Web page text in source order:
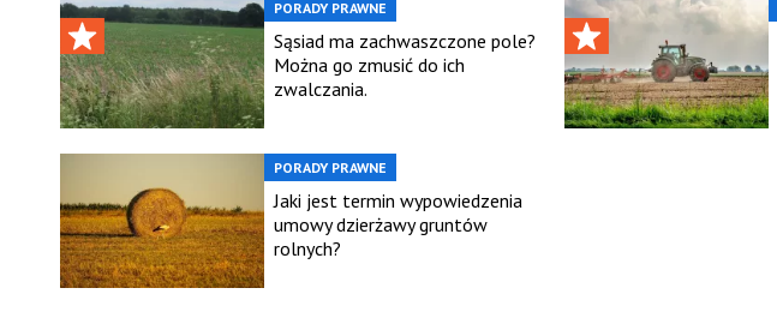
PORADY PRAWNE
Sąsiad ma zachwaszczone pole?
Można go zmusić do ich
zwalczania.
PORADY PRAWNE
Jaki jest termin wypowiedzenia
umowy dzierżawy gruntów
rolnych?